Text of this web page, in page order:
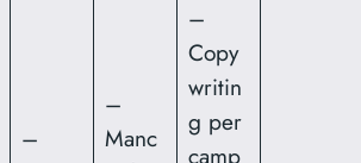
–
–
Manc
–
Copy
writin
g per
camp